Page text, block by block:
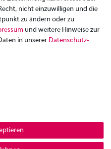
nicht einzuwilligen und die
zu ändern oder zu
und weitere Hinweise zur
in unserer Daten­schutz­